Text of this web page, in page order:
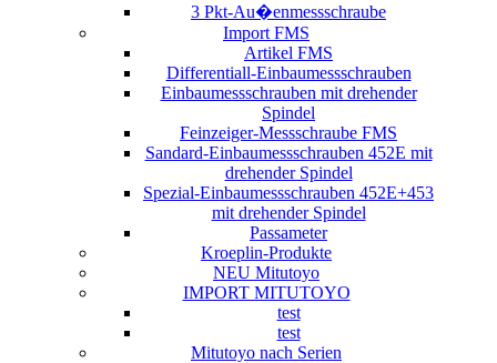
3 Pkt-Au�enmessschraube
Import FMS
Artikel FMS
Differentiall-Einbaumessschrauben
Einbaumessschrauben mit drehender
Spindel
Feinzeiger-Messschraube FMS
Sandard-Einbaumessschrauben 452E mit
drehender Spindel
Spezial-Einbaumessschrauben 452E+453
mit drehender Spindel
Passameter
Kroeplin-Produkte
NEU Mitutoyo
IMPORT MITUTOYO
test
test
Mitutoyo nach Serien